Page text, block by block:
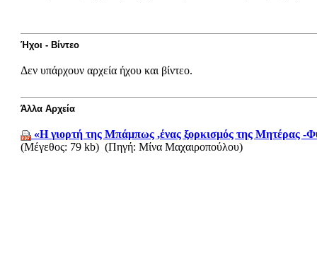
Ήχοι - Βίντεο
Δεν υπάρχουν αρχεία ήχου και βίντεο.
Άλλα Αρχεία
«Η γιορτή της Μπάμπως ,ένας ξορκισμός της Μητέρας -
(Μέγεθος: 79 kb) (Πηγή: Μίνα Μαχαιροπούλου)